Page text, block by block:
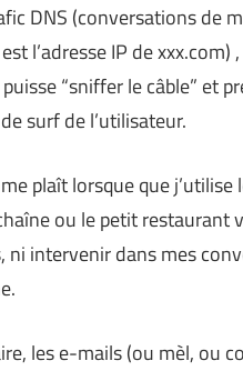
DNS (conversations de
l’adresse IP de
“sniffer le câble” et
surf de l’utilisateur.
plaît lorsque que
ou le petit restaurant
ni intervenir dans mes
les e-mails (ou mèl, ou